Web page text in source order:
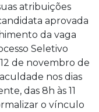
atribuições
aprovada
da vaga
Seletivo
de novembro de
nos dias
das 8h às 11
o vínculo